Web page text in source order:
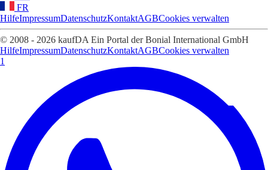
FR
HilfeImpressumDatenschutzKontaktAGBCookies verwalten
© 2008 - 2026 kaufDA Ein Portal der Bonial International GmbH
HilfeImpressumDatenschutzKontaktAGBCookies verwalten
1